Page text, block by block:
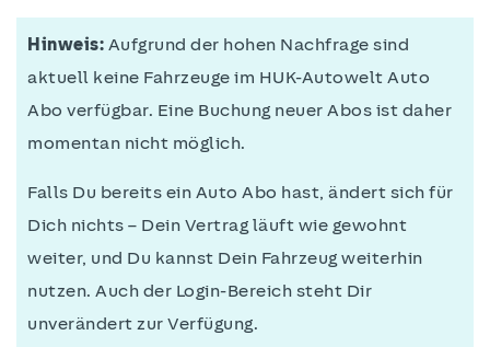
Hinweis: Aufgrund der hohen Nachfrage sind
aktuell keine Fahrzeuge im HUK-Autowelt Auto
Abo verfügbar. Eine Buchung neuer Abos ist daher
momentan nicht möglich.
Falls Du bereits ein Auto Abo hast, ändert sich für
Dich nichts – Dein Vertrag läuft wie gewohnt
weiter, und Du kannst Dein Fahrzeug weiterhin
nutzen. Auch der Login-Bereich steht Dir
unverändert zur Verfügung.